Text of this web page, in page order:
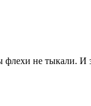
флехи не